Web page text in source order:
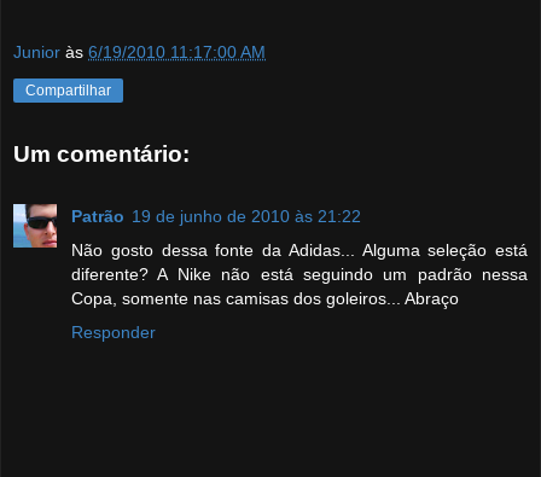
Junior às 6/19/2010 11:17:00 AM
Compartilhar
Um comentário:
Patrão 19 de junho de 2010 às 21:22
Não gosto dessa fonte da Adidas... Alguma seleção está
diferente? A Nike não está seguindo um padrão nessa
Copa, somente nas camisas dos goleiros... Abraço
Responder